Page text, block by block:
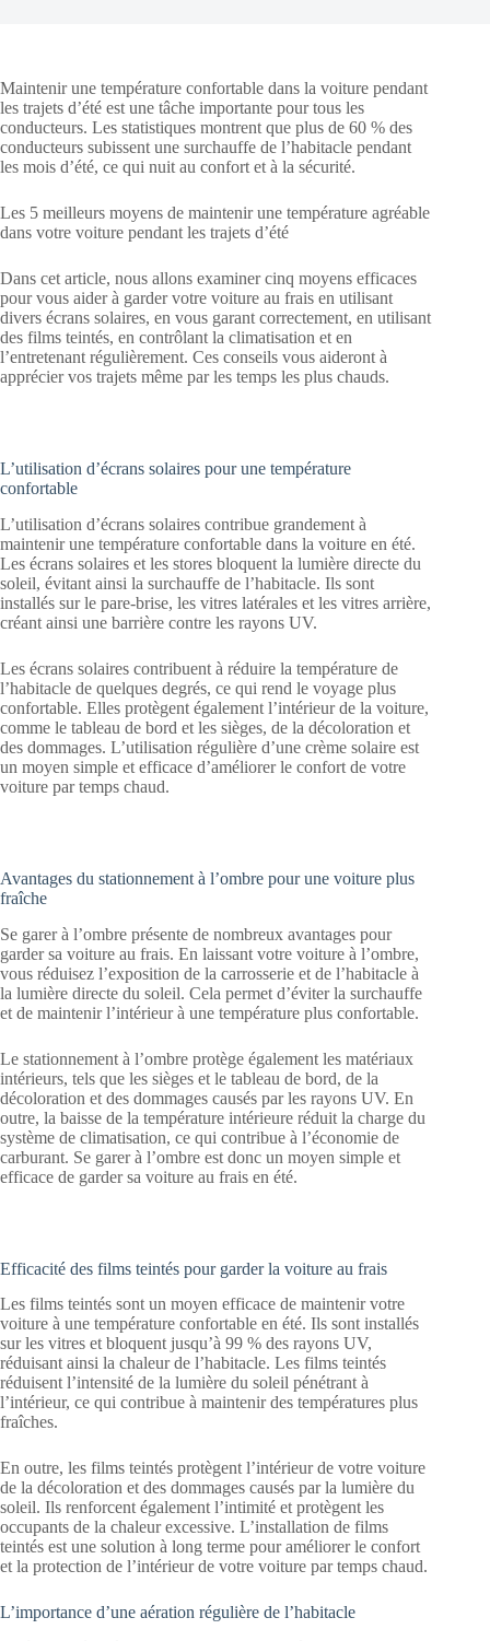
Maintenir une température confortable dans la voiture pendant
les trajets d’été est une tâche importante pour tous les
conducteurs. Les statistiques montrent que plus de 60 % des
conducteurs subissent une surchauffe de l’habitacle pendant
les mois d’été, ce qui nuit au confort et à la sécurité.
Les 5 meilleurs moyens de maintenir une température agréable
dans votre voiture pendant les trajets d’été
Dans cet article, nous allons examiner cinq moyens efficaces
pour vous aider à garder votre voiture au frais en utilisant
divers écrans solaires, en vous garant correctement, en utilisant
des films teintés, en contrôlant la climatisation et en
l’entretenant régulièrement. Ces conseils vous aideront à
apprécier vos trajets même par les temps les plus chauds.
L’utilisation d’écrans solaires pour une température
confortable
L’utilisation d’écrans solaires contribue grandement à
maintenir une température confortable dans la voiture en été.
Les écrans solaires et les stores bloquent la lumière directe du
soleil, évitant ainsi la surchauffe de l’habitacle. Ils sont
installés sur le pare-brise, les vitres latérales et les vitres arrière,
créant ainsi une barrière contre les rayons UV.
Les écrans solaires contribuent à réduire la température de
l’habitacle de quelques degrés, ce qui rend le voyage plus
confortable. Elles protègent également l’intérieur de la voiture,
comme le tableau de bord et les sièges, de la décoloration et
des dommages. L’utilisation régulière d’une crème solaire est
un moyen simple et efficace d’améliorer le confort de votre
voiture par temps chaud.
Avantages du stationnement à l’ombre pour une voiture plus
fraîche
Se garer à l’ombre présente de nombreux avantages pour
garder sa voiture au frais. En laissant votre voiture à l’ombre,
vous réduisez l’exposition de la carrosserie et de l’habitacle à
la lumière directe du soleil. Cela permet d’éviter la surchauffe
et de maintenir l’intérieur à une température plus confortable.
Le stationnement à l’ombre protège également les matériaux
intérieurs, tels que les sièges et le tableau de bord, de la
décoloration et des dommages causés par les rayons UV. En
outre, la baisse de la température intérieure réduit la charge du
système de climatisation, ce qui contribue à l’économie de
carburant. Se garer à l’ombre est donc un moyen simple et
efficace de garder sa voiture au frais en été.
Efficacité des films teintés pour garder la voiture au frais
Les films teintés sont un moyen efficace de maintenir votre
voiture à une température confortable en été. Ils sont installés
sur les vitres et bloquent jusqu’à 99 % des rayons UV,
réduisant ainsi la chaleur de l’habitacle. Les films teintés
réduisent l’intensité de la lumière du soleil pénétrant à
l’intérieur, ce qui contribue à maintenir des températures plus
fraîches.
En outre, les films teintés protègent l’intérieur de votre voiture
de la décoloration et des dommages causés par la lumière du
soleil. Ils renforcent également l’intimité et protègent les
occupants de la chaleur excessive. L’installation de films
teintés est une solution à long terme pour améliorer le confort
et la protection de l’intérieur de votre voiture par temps chaud.
L’importance d’une aération régulière de l’habitacle